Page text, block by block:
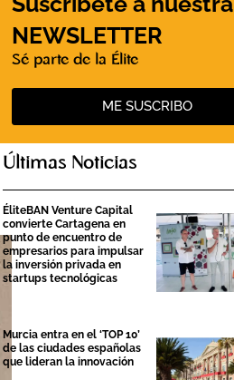
NEWSLETTER
Sé parte de la Élite
ME SUSCRIBO
Últimas Noticias
ÉliteBAN Venture Capital
convierte Cartagena en
punto de encuentro de
empresarios para impulsar
la inversión privada en
startups tecnológicas
Murcia entra en el ‘TOP 10’
de las ciudades españolas
que lideran la innovación